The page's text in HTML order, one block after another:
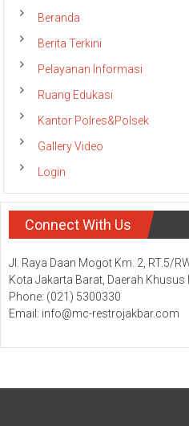
Beranda
Berita Terkini
Pelayanan Informasi
Ruang Edukasi
Kantor Polres&Polsek
Gallery Video
Login
Connect With Us
Jl. Raya Daan Mogot Km. 2, RT.5/
Kota Jakarta Barat, Daerah
Phone: (021) 5300330
Email: info@mc-restrojakbar.com